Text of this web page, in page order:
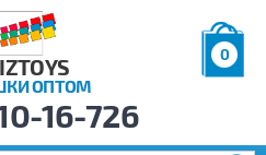
ОПТОМ
0
р.
16-726